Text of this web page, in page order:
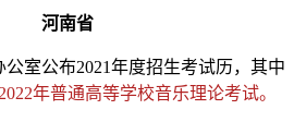
河南省
公布2021年度招生考试历，其中
年普通高等学校音乐理论考试。